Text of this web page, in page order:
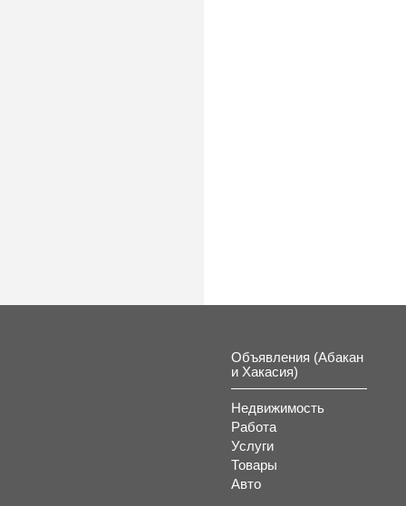
Объявления (Абакан
и Хакасия)
Недвижимость
Работа
Услуги
Товары
Авто